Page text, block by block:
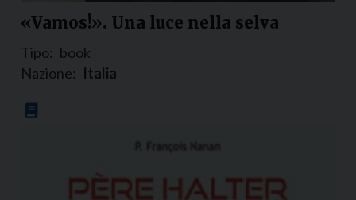
«Vamos!». Una luce nella selva
Tipo: book
Nazione: Italia